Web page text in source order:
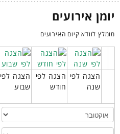
יומן אירועים
מומלץ לוודא קיום האירועים
הצגה לפי
שנה
הצגה לפי
חודש
הצגה לפי
שבוע